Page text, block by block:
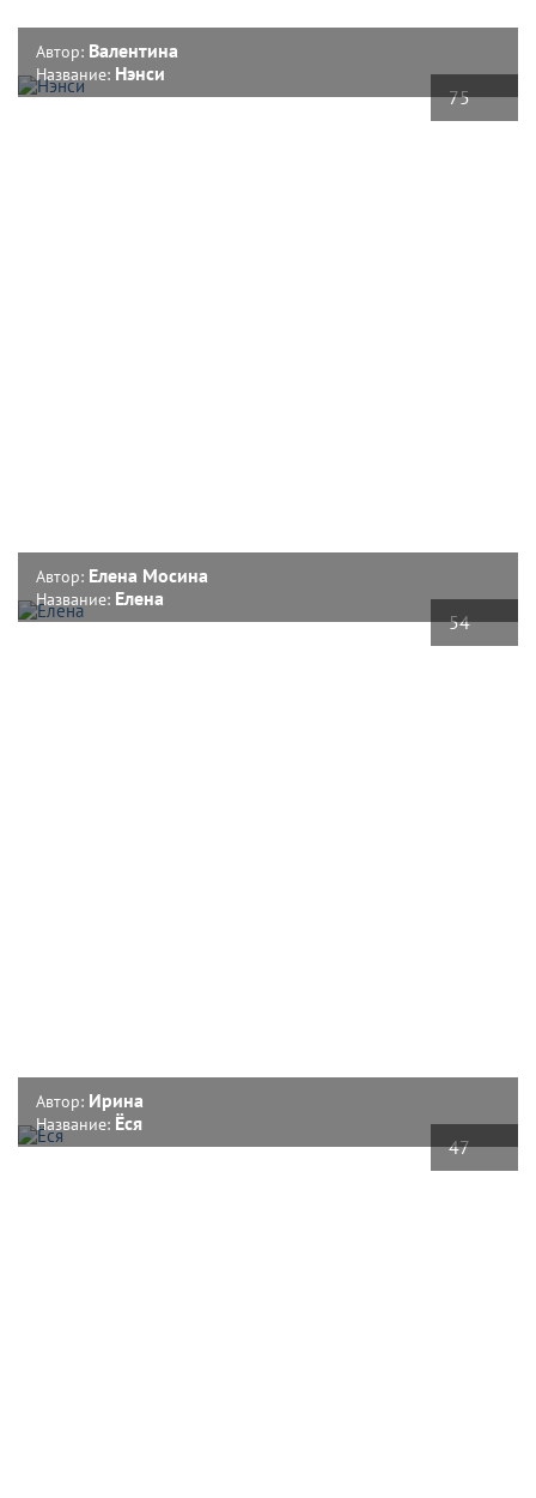
75
Автор: Валентина
Название: Нэнси
54
Автор: Елена Мосина
Название: Елена
47
Автор: Ирина
Название: Ёся